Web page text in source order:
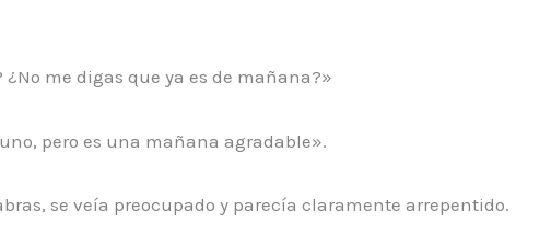
¿No me digas que ya es de mañana?»
pero es una mañana agradable».
se veía preocupado y parecía claramente arrepentido.